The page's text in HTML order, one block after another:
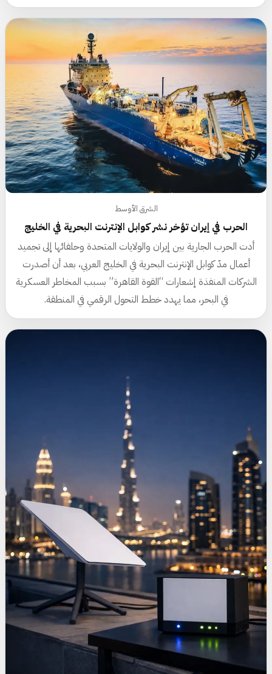
الشرق الأوسط
الحرب في إيران تؤخر نشر كوابل الإنترنت البحرية في الخليج
أدت الحرب الجارية بين إيران والولايات المتحدة وحلفائها إلى تجميد
أعمال مدّ كوابل الإنترنت البحرية في الخليج العربي، بعد أن أصدرت
الشركات المنفذة إشعارات “القوة القاهرة” بسبب المخاطر العسكرية
في البحر، مما يهدد خطط التحول الرقمي في المنطقة.